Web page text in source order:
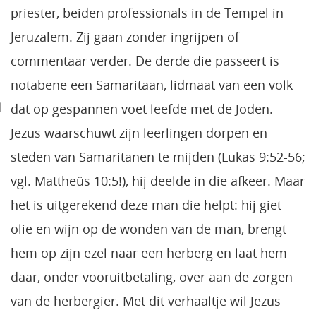
priester, beiden professionals in de Tempel in
Jeruzalem. Zij gaan zonder ingrijpen of
commentaar verder. De derde die passeert is
notabene een Samaritaan, lidmaat van een volk
dat op gespannen voet leefde met de Joden.
Jezus waarschuwt zijn leerlingen dorpen en
steden van Samaritanen te mijden (Lukas 9:52-56;
vgl. Mattheüs 10:5!), hij deelde in die afkeer. Maar
het is uitgerekend deze man die helpt: hij giet
olie en wijn op de wonden van de man, brengt
hem op zijn ezel naar een herberg en laat hem
daar, onder vooruitbetaling, over aan de zorgen
van de herbergier. Met dit verhaaltje wil Jezus